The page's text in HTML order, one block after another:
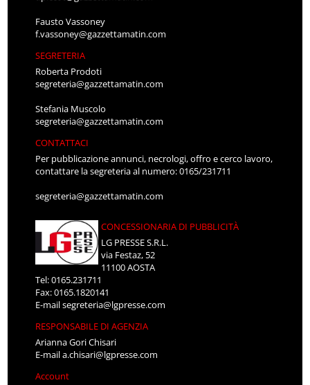
Fausto Vassoney
f.vassoney@gazzettamatin.com
SEGRETERIA
Roberta Prodoti
segreteria@gazzettamatin.com
Stefania Muscolo
segreteria@gazzettamatin.com
CONTATTACI
Per pubblicazione annunci, necrologi, offro e cerco lavoro,
contattare la segreteria al numero: 0165/231711
segreteria@gazzettamatin.com
CONCESSIONARIA DI PUBBLICITÀ
LG PRESSE S.R.L.
via Festaz, 52
11100 AOSTA
Tel: 0165.231711
Fax: 0165.1820141
E-mailsegreteria@lgpresse.com
RESPONSABILE DI AGENZIA
Arianna Gori Chisari
E-maila.chisari@lgpresse.com
Account